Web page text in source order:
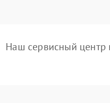
Наш сервисный центр